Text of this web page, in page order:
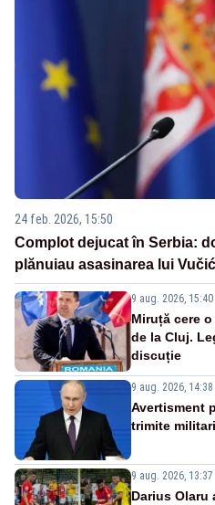
24 feb. 2026, 15:50
Complot dejucat în Serbia:
plănuiau asasinarea lui Vučić
9 aug. 2026, 15:40
Miruță cere
de la Cluj.
discuție
9 aug. 2026, 14:38
Avertisment
trimite
9 aug. 2026, 13:37
Darius Olaru